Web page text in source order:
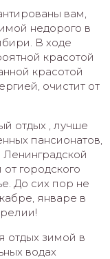
вам,
недорого в
В ходе
красотой
красотой
очистит от
отдых , лучше
пансионатов,
городского
До сих пор не
январе в
отдых зимой в
водах